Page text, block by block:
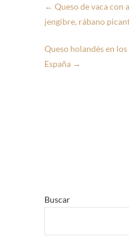
← Queso de vaca con
jengibre, rábano
Queso holandés en
España →
Buscar